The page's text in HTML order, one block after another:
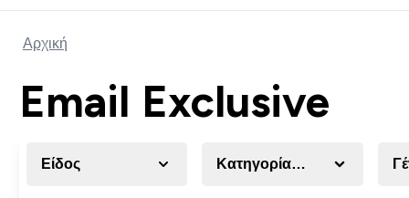
Αρχική
Email Exclusive
Είδος Κατηγορία Προϊόντος